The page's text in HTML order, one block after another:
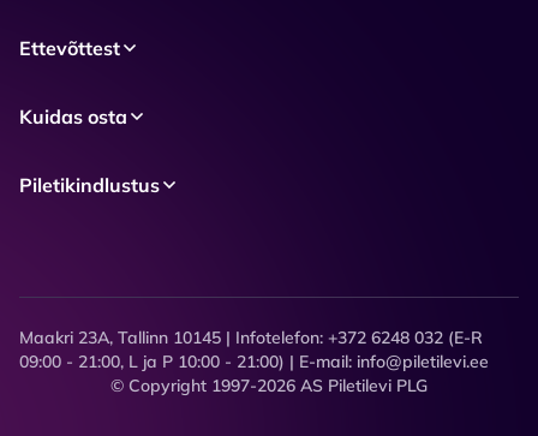
Ettevõttest
Kuidas osta
Piletikindlustus
Maakri 23A, Tallinn 10145 | Infotelefon: +372 6248 032 (E-R
09:00 - 21:00, L ja P 10:00 - 21:00) | E-mail: info@piletilevi.ee
© Copyright 1997-2026 AS Piletilevi PLG